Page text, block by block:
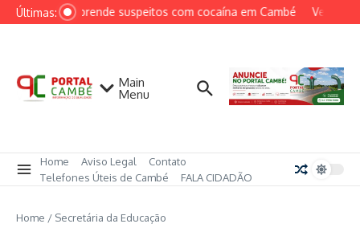
Ir para o conteúdo
Últimas:PCPR prende suspeitos com cocaína em Cambé Ventos
Main
Menu
Home Aviso Legal
Contato
Telefones Úteis de Cambé
FALA CIDADÃO
Home / Secretária da Educação